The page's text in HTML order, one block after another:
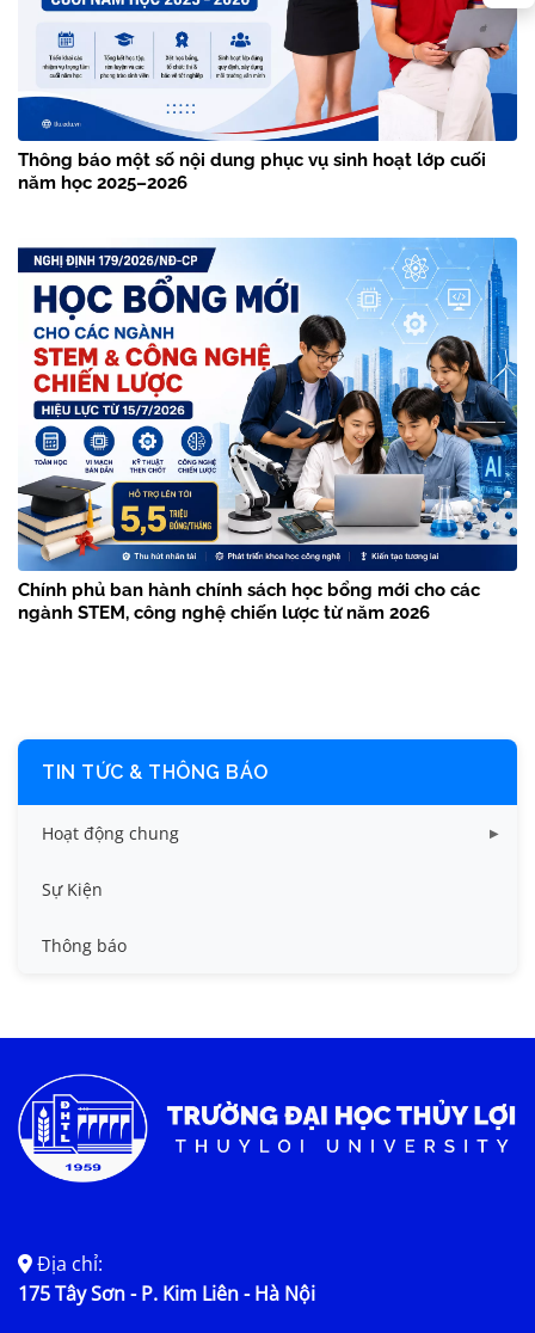
Thông báo một số nội dung phục vụ sinh hoạt lớp cuối
năm học 2025–2026
Chính phủ ban hành chính sách học bổng mới cho các
ngành STEM, công nghệ chiến lược từ năm 2026
TIN TỨC & THÔNG BÁO
Hoạt động chung
Tin công tác sinh viên
Tin đào tạo
Tin tức chung
Sự Kiện
Thông báo
Địa chỉ:
175 Tây Sơn - P. Kim Liên - Hà Nội